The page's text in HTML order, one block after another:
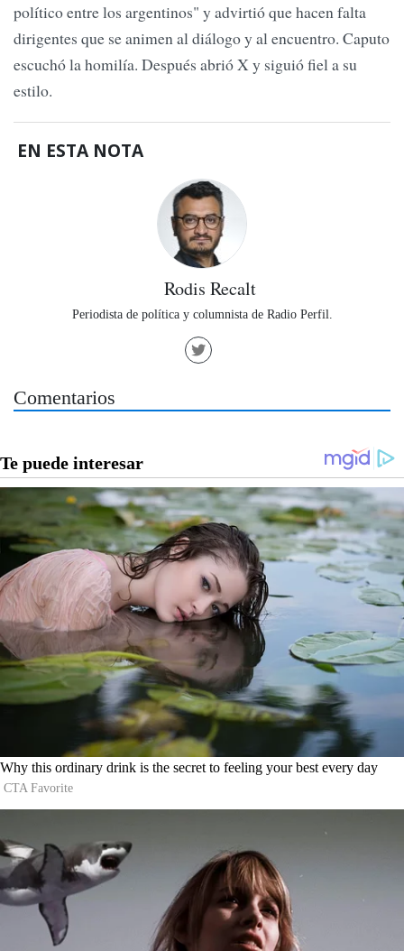
político entre los argentinos" y advirtió que hacen falta
dirigentes que se animen al diálogo y al encuentro. Caputo
escuchó la homilía. Después abrió X y siguió fiel a su
estilo.
EN ESTA NOTA
Rodis Recalt
Periodista de política y columnista de Radio Perfil.
Comentarios